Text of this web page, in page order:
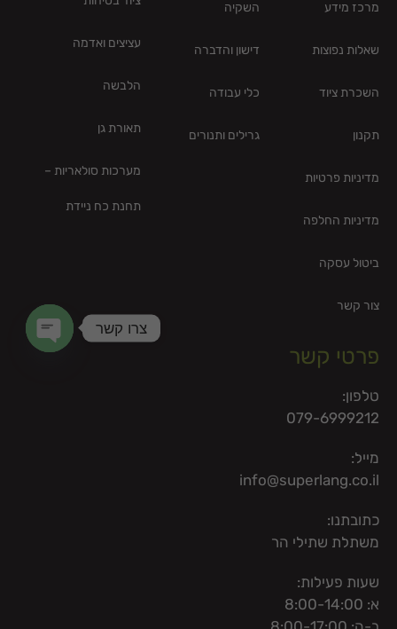
מרכז מידע
שאלות נפוצות
השכרת ציוד
תקנון
מדיניות פרטיות
מדיניות החלפה
ביטול עסקה
צור קשר
השקיה
דישון והדברה
כלי עבודה
גרילים ותנורים
עציצים ואדמה
הלבשה
תאורת גן
מערכות סולאריות –
תחנת כח ניידת
פרטי קשר
טלפון:
079-6999212
מייל:
info@superlang.co.il
כתובתנו:
משתלת שתילי הר
שעות פעילות:
א: 8:00-14:00
צרו קשר